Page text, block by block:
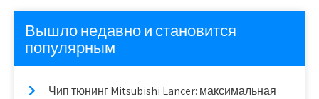
Вышло недавно и становится
популярным
Чип тюнинг Mitsubishi Lancer: максимальная